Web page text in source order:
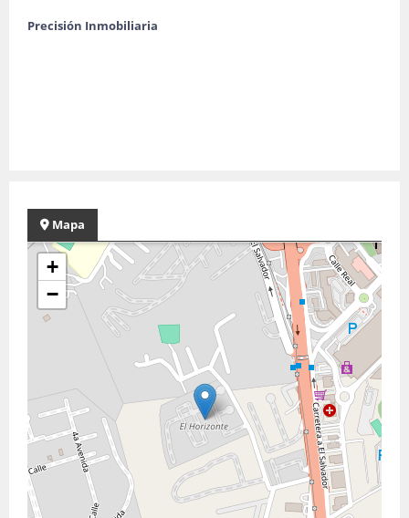
Precisión Inmobiliaria
Mapa
+
−